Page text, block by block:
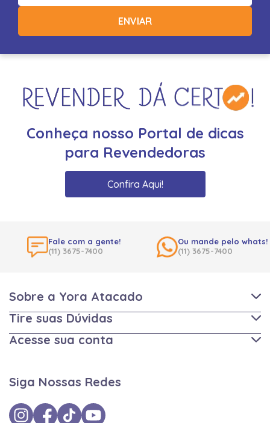
ENVIAR
Conheça nosso Portal de dicas
para Revendedoras
Confira Aqui!
Fale com a gente!
(11) 3675-7400
Ou mande pelo whats!
(11) 3675-7400
Sobre a Yora Atacado
Tire suas Dúvidas
Acesse sua conta
Siga Nossas Redes